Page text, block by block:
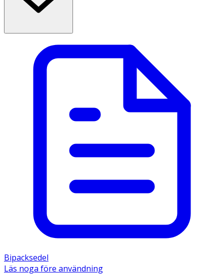
Bipacksedel
Läs noga före användning